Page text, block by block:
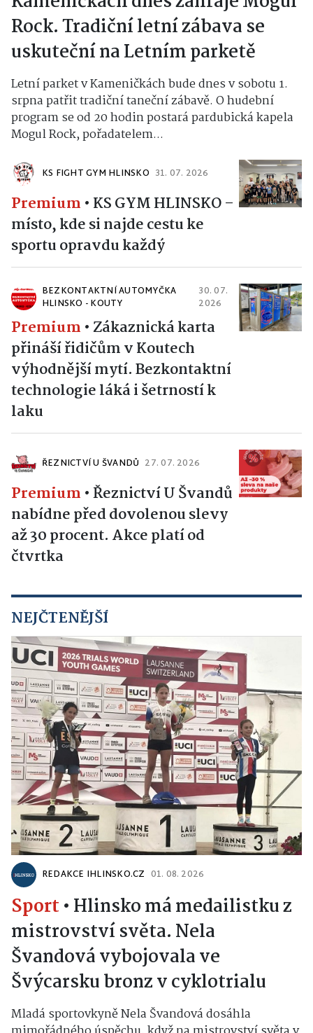
Kultura a volný čas•V
Kameničkách dnes zahraje Mogul
Rock. Tradiční letní zábava se
uskuteční na Letním parketě
Letní parket v Kameničkách bude dnes v sobotu 1.
srpna patřit tradiční taneční zábavě. O hudební
program se od 20 hodin postará pardubická kapela
Mogul Rock, pořadatelem...
KS FIGHT GYM HLINSKO 31. 07. 2026
Premium•KS GYM HLINSKO –
místo, kde si najde cestu ke
sportu opravdu každý
BEZKONTAKTNÍ AUTOMYČKA
HLINSKO - KOUTY
30. 07.
Premium• Zákaznická karta
přináší řidičům v Koutech
výhodnější mytí. Bezkontaktní
technologie láká i šetrností k
laku
ŘEZNICTVÍ U ŠVANDŮ 27. 07. 2026
Premium•Řeznictví U Švandů
nabídne před dovolenou slevy
čtvrtka
NEJČTENĚJŠÍ
REDAKCE IHLINSKO.CZ 01. 08. 2026
Sport•Hlinsko má medailistku z
mistrovství světa. Nela
Švandová vybojovala ve
Švýcarsku bronz v cyklotrialu